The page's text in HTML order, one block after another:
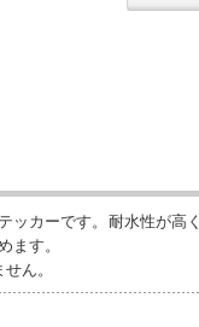
カーです。耐水性が高
す。
ん。